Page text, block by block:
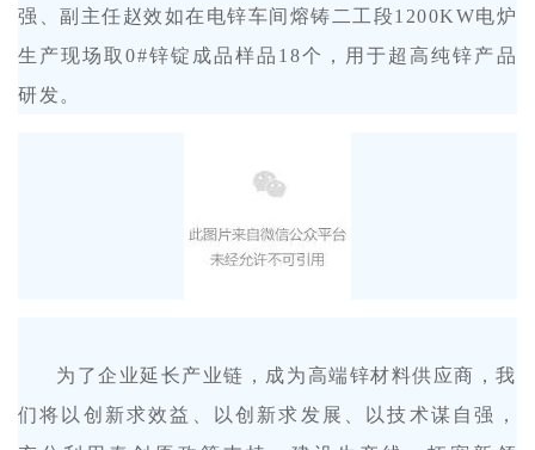
强、副主任赵效如在电锌车间熔铸二工段1200KW电炉
生产现场取0#锌锭 成品样品18个，用于超高纯锌产品
研发。
为了企业延长产业链，成为高端锌材料供应商，我
们将以创新求效益、以创新求发展、以技术谋自强，